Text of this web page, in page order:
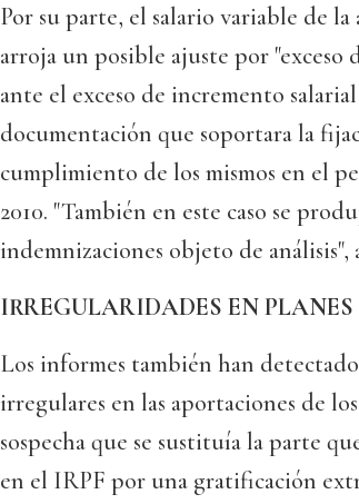
Por su parte, el salario variable de
arroja un posible ajuste por "exceso
ante el exceso de incremento
documentación que soportara la
cumplimiento de los mismos en el
2010. "También en este caso se
indemnizaciones objeto de análisis",
IRREGULARIDADES EN PLANES
Los informes también han
irregulares en las aportaciones de
sospecha que se sustituía la parte
en el IRPF por una gratificación